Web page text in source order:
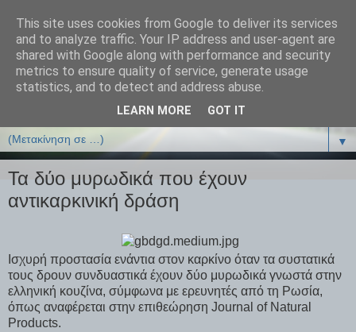
ΒΙΟΛΟΓΙΑonline.gr
Online Μαθήματα Βιολογίας
▼
Τα δύο μυρωδικά που έχουν
αντικαρκινική δράση
Ισχυρή προστασία ενάντια στον καρκίνο όταν τα συστατικά
τους δρουν συνδυαστικά έχουν δύο μυρωδικά γνωστά στην
ελληνική κουζίνα, σύμφωνα με ερευνητές από τη Ρωσία,
όπως αναφέρεται στην επιθεώρηση Journal of Natural
Products.
This site uses cookies from Google to deliver its services
and to analyze traffic. Your IP address and user-agent are
shared with Google along with performance and security
metrics to ensure quality of service, generate usage
statistics, and to detect and address abuse.
LEARN MORE GOT IT